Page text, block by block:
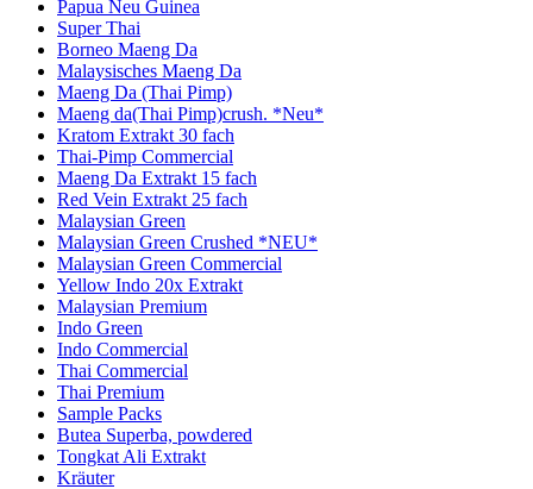
Papua Neu Guinea
Super Thai
Borneo Maeng Da
Malaysisches Maeng Da
Maeng Da (Thai Pimp)
Maeng da(Thai Pimp)crush. *Neu*
Kratom Extrakt 30 fach
Thai-Pimp Commercial
Maeng Da Extrakt 15 fach
Red Vein Extrakt 25 fach
Malaysian Green
Malaysian Green Crushed *NEU*
Malaysian Green Commercial
Yellow Indo 20x Extrakt
Malaysian Premium
Indo Green
Indo Commercial
Thai Commercial
Thai Premium
Sample Packs
Butea Superba, powdered
Tongkat Ali Extrakt
Kräuter